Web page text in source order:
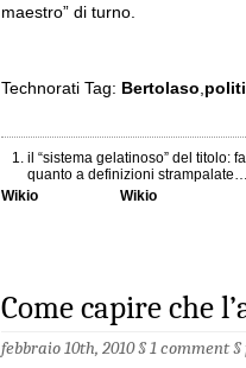
maestro” di turno.
Technorati Tag: Bertolaso
il “sistema gelatinoso” del titolo:
quanto a definizioni
Wikio
Wikio
Come capire che
febbraio 10th, 2010 §1 comment§